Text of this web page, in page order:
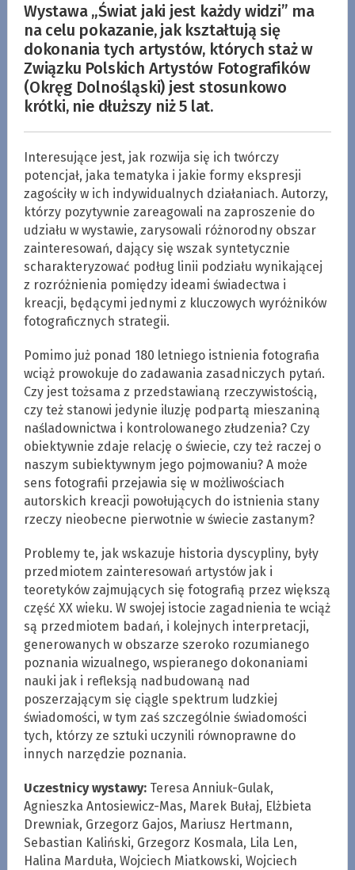
Wystawa „Świat jaki jest każdy widzi” ma
na celu pokazanie, jak kształtują się
dokonania tych artystów, których staż w
Związku Polskich Artystów Fotografików
(Okręg Dolnośląski) jest stosunkowo
krótki, nie dłuższy niż 5 lat.
Interesujące jest, jak rozwija się ich twórczy
potencjał, jaka tematyka i jakie formy ekspresji
zagościły w ich indywidualnych działaniach. Autorzy,
którzy pozytywnie zareagowali na zaproszenie do
udziału w wystawie, zarysowali różnorodny obszar
zainteresowań, dający się wszak syntetycznie
scharakteryzować podług linii podziału wynikającej
z rozróżnienia pomiędzy ideami świadectwa i
kreacji, będącymi jednymi z kluczowych wyróżników
fotograficznych strategii.
Pomimo już ponad 180 letniego istnienia fotografia
wciąż prowokuje do zadawania zasadniczych pytań.
Czy jest tożsama z przedstawianą rzeczywistością,
czy też stanowi jedynie iluzję podpartą mieszaniną
naśladownictwa i kontrolowanego złudzenia? Czy
obiektywnie zdaje relację o świecie, czy też raczej o
naszym subiektywnym jego pojmowaniu? A może
sens fotografii przejawia się w możliwościach
autorskich kreacji powołujących do istnienia stany
rzeczy nieobecne pierwotnie w świecie zastanym?
Problemy te, jak wskazuje historia dyscypliny, były
przedmiotem zainteresowań artystów jak i
teoretyków zajmujących się fotografią przez większą
część XX wieku. W swojej istocie zagadnienia te wciąż
są przedmiotem badań, i kolejnych interpretacji,
generowanych w obszarze szeroko rozumianego
poznania wizualnego, wspieranego dokonaniami
nauki jak i refleksją nadbudowaną nad
poszerzającym się ciągle spektrum ludzkiej
świadomości, w tym zaś szczególnie świadomości
tych, którzy ze sztuki uczynili równoprawne do
innych narzędzie poznania.
Uczestnicy wystawy: Teresa Anniuk-Gulak,
Agnieszka Antosiewicz-Mas, Marek Bułaj, Elżbieta
Drewniak, Grzegorz Gajos, Mariusz Hertmann,
Sebastian Kaliński, Grzegorz Kosmala, Lila Len,
Halina Marduła, Wojciech Miatkowski, Wojciech